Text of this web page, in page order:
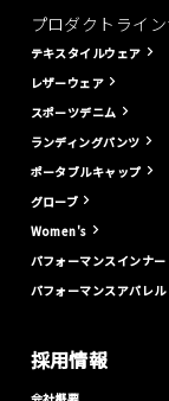
プロダクトライ
テキスタイルウェア
レザーウェア
スポーツデニム
ランディングパンツ
ポータブルキャップ
グローブ
Women's
パフォーマンスインナー
パフォーマンスアパレル
採用情報